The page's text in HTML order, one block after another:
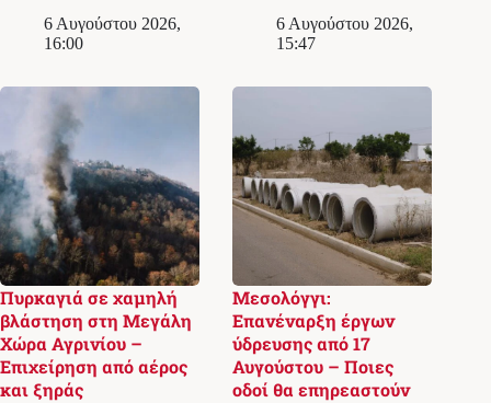
6 Αυγούστου 2026,
16:00
6 Αυγούστου 2026,
15:47
Πυρκαγιά σε χαμηλή
βλάστηση στη Μεγάλη
Χώρα Αγρινίου –
Επιχείρηση από αέρος
και ξηράς
Μεσολόγγι:
Επανέναρξη έργων
ύδρευσης από 17
Αυγούστου – Ποιες
οδοί θα επηρεαστούν